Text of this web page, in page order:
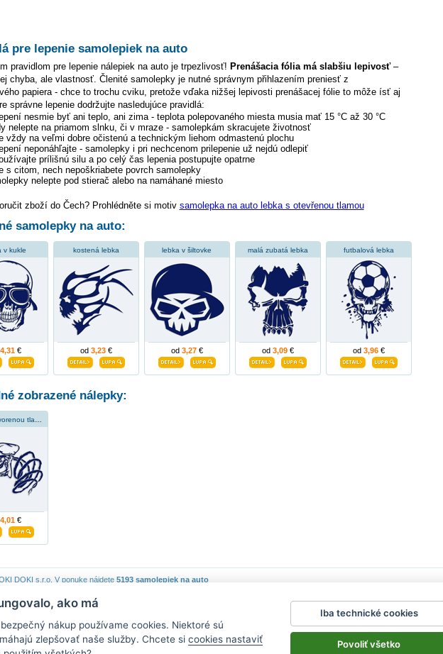
pre lepenie samolepiek na auto
pravidlom pre lepenie nálepiek na auto je trpezlivosť! Prenášacia fólia má slabšiu lepivosť–
chyba, ale vlastnosť. Členité samolepky je nutné správnym přihlazením preniesť z
papiera - chce to trochu cviku, pretože vďaka nižšej lepivosti prenášacej fólie to môže ísť aj
správne lepenie dodržujte nasledujúce pravidlá:
nesmie byť ani teplo, ani zima - teplota polepovaného miesta musia mať 15 °C až 30 °C
nelepte na priamom slnku, či v mraze - samolepkám skracujete životnosť
vždy na veľmi dobre očistenú a technickým liehom odmastenú plochu
neponáhľajte - samolepky i pri nechcenom prilepenie už nejdú odlepiť
prílišnú silu a po celý čas lepenia postupujte opatrne
s citom, nech nepoškriabete povrch samolepky
nelepte pod stierač alebo na namáhané miesto
zboží do Čech? Prohlédněte si motiv samolepka na auto lebka s otevřenou tlamou
samolepky na auto:
v kukle
4,31€
kostená lebka
od 3,23€
lebka v šiltovke
od 3,27€
malá zubatá lebka
od 3,09€
futbalová lebka
od 3,96€
zobrazené nálepky:
lebka s otvorenou tlamou
4,01€
DOKI s.r.o. V ponuke nájdete 5193 samolepiek na auto
|Obchodné podmienky Reklamačný poriadok|Impressum
samolepky na auto |hodinový manžel česká lípa
ako má
nákup používame cookies. Niektoré sú
zlepšovať naše služby. Chcete si cookies nastaviť
Iba technické cookies
Povoliť všetko